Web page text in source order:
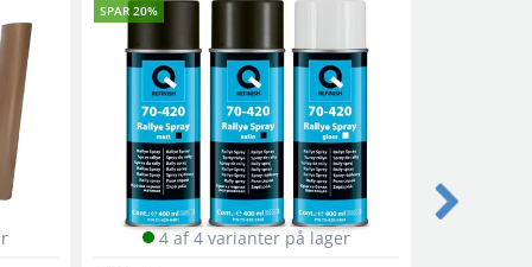
SPAR 20%
4 af 4 varianter på lager